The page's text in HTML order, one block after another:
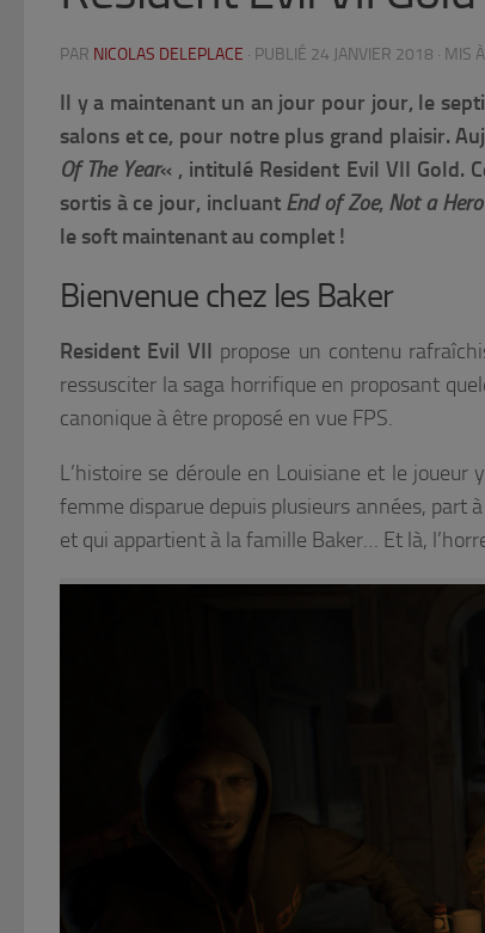
PAR NICOLAS DELEPLACE · PUBLIÉ 24 JANVIER 2018 · MIS
Il y a maintenant un an jour pour jour, le
salons et ce, pour notre plus grand plaisir.
Of The Year« , intitulé Resident Evil VII Gold.
sortis à ce jour, incluant End of Zoe, Not a
le soft maintenant au complet !
Bienvenue chez les Baker
Resident Evil VII propose un contenu
ressusciter la saga horrifique en proposant
canonique à être proposé en vue FPS.
L’histoire se déroule en Louisiane et le joueur
femme disparue depuis plusieurs années, part
et qui appartient à la famille Baker… Et là,